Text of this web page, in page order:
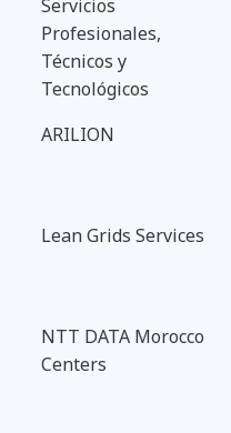
Servicios
Profesionales,
Técnicos y
Tecnológicos
ARILION
Lean Grids Services
NTT DATA Morocco
Centers